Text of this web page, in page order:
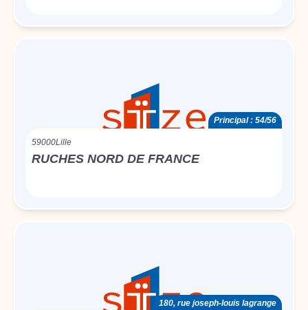
Principal : 54/56
59000Lille
RUCHES NORD DE FRANCE
180, rue joseph-louis lagrange